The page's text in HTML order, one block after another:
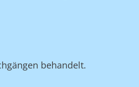
behandelt.